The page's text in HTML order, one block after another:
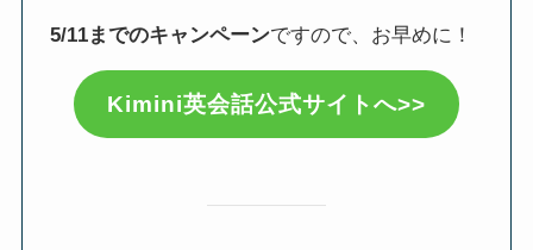
5/11までのキャンペーンですので、お早めに！
Kimini英会話公式サイトへ>>